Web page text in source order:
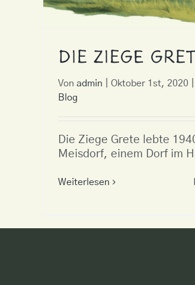
Die Ziege
Von admin Oktober 1st, 2020
Blog
Die Ziege Grete lebte
Meisdorf, einem Dorf im
Weiterlesen